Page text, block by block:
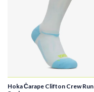
Hoka Čarape Clifton Crew Run